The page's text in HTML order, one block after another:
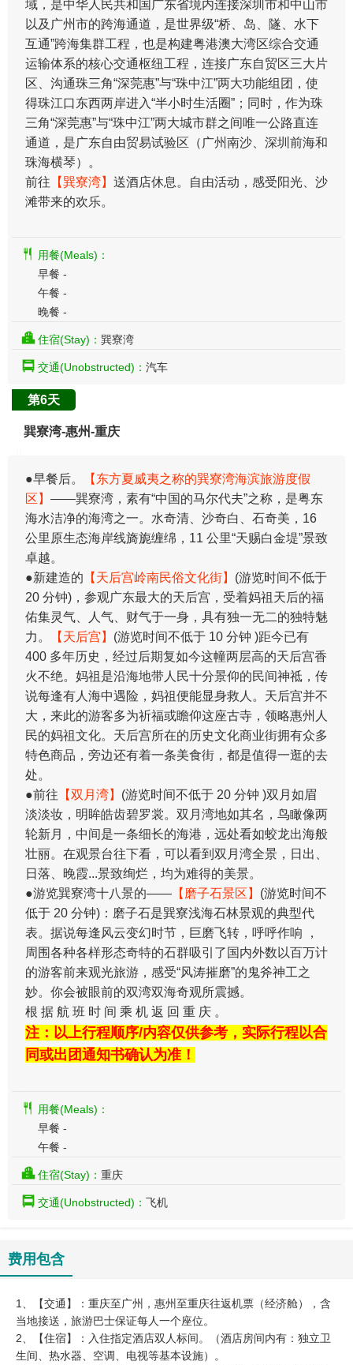
域，是中华人民共和国广东省境内连接深圳市和中山市
以及广州市的跨海通道，是世界级“桥、岛、隧、水下
互通”跨海集群工程，也是构建粤港澳大湾区综合交通
运输体系的核心交通枢纽工程，连接广东自贸区三大片
区、沟通珠三角“深莞惠”与“珠中江”两大功能组团，使
得珠江口东西两岸进入“半小时生活圈”；同时，作为珠
三角“深莞惠”与“珠中江”两大城市群之间唯一公路直连
通道，是广东自由贸易试验区（广州南沙、深圳前海和
珠海横琴）。
前往 【巽寮湾】 送酒店休息。自由活动，感受阳光、沙
滩带来的欢乐。
用餐(Meals)：
早餐 -
午餐 -
晚餐 -
住宿(Stay)： 巽寮湾
交通(Unobstructed)： 汽车
第6天
巽寮湾-惠州-重庆
●早餐后。
【东方夏威夷之称的巽寮湾海滨旅游度假
区】 ——巽寮湾，素有“中国的马尔代夫”之称，是粤东
海水洁净的海湾之一。水奇清、沙奇白、石奇美，16
公里原生态海岸线旖旎缠绵，11 公里“天赐白金堤”景致
卓越。
●新建造的 【天后宫岭南民俗文化街】 (游览时间不低于
20 分钟)，参观广东最大的天后宫，受着妈祖天后的福
佑集灵气、人气、财气于一身，具有独一无二的独特魅
力。
【天后宫】 (游览时间不低于 10 分钟 )距今已有
400 多年历史，经过后期复如今这幢两层高的天后宫香
火不绝。妈祖是沿海地带人民十分景仰的民间神祗，传
说每逢有人海中遇险，妈祖便能显身救人。天后宫并不
大，来此的游客多为祈福或瞻仰这座古寺，领略惠州人
民的妈祖文化。天后宫所在的历史文化商业街拥有众多
特色商品，旁边还有着一条美食街，都是值得一逛的去
处。
●前往 【双月湾】 (游览时间不低于 20 分钟 )双月如眉
淡淡妆，明眸皓齿碧罗裳。双月湾地如其名，鸟瞰像两
轮新月，中间是一条细长的海港，远处看如蛟龙出海般
壮丽。在观景台往下看，可以看到双月湾全景，日出、
日落、晚霞...景致绚烂，均为难得的美景。
●游览巽寮湾十八景的—— 【磨子石景区】 (游览时间不
低于 20 分钟)：磨子石是巽寮浅海石林景观的典型代
表。据说每逢风云变幻时节，巨磨飞转，呼呼作响 ，
周围各种各样形态奇特的石群吸引了国内外数以百万计
的游客前来观光旅游，感受“风涛摧磨”的鬼斧神工之
妙。你会被眼前的双湾双海奇观所震撼。
根 据 航 班 时 间 乘 机 返 回 重 庆 。
注：以上行程顺序/内容仅供参考，实际行程以合
同或出团通知书确认为准！
用餐(Meals)：
早餐 -
午餐 -
住宿(Stay)： 重庆
交通(Unobstructed)： 飞机
费用包含
1、【交通】：重庆至广州，惠州至重庆往返机票（经济舱），含
当地接送，旅游巴士保证每人一个座位。
2、【住宿】：入住指定酒店双人标间。（酒店房间内有：独立卫
生间、热水器、空调、电视等基本设施）。